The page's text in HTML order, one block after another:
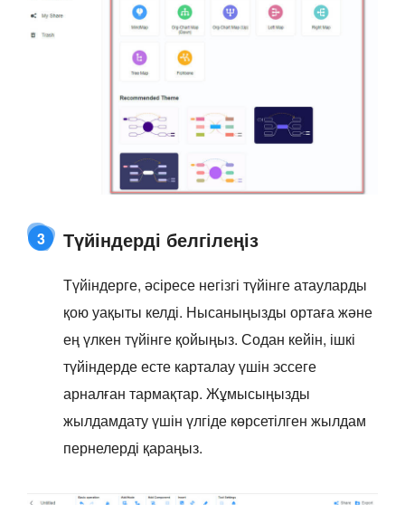
3 Түйіндерді белгілеңіз
Түйіндерге, әсіресе негізгі түйінге атауларды
қою уақыты келді. Нысаныңызды ортаға және
ең үлкен түйінге қойыңыз. Содан кейін, ішкі
түйіндерде есте карталау үшін эссеге
арналған тармақтар. Жұмысыңызды
жылдамдату үшін үлгіде көрсетілген жылдам
пернелерді қараңыз.